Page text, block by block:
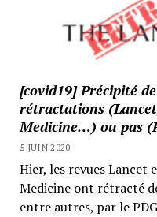
[covid19] Précipité
rétractations
Medicine…) ou pas
5 JUIN 2020
Hier, les revues Lancet
Medicine ont rétracté
entre autres, par le